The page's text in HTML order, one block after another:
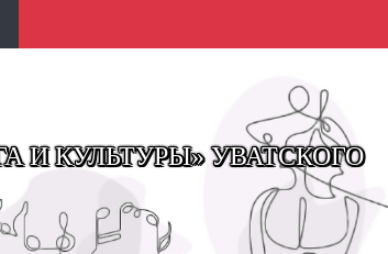
И КУЛЬТУРЫ» УВАТСКОГО